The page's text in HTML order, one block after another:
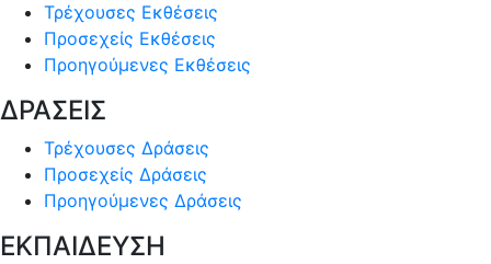
Τρέχουσες Εκθέσεις
Προσεχείς Εκθέσεις
Προηγούμενες Εκθέσεις
ΔΡΑΣΕΙΣ
Τρέχουσες Δράσεις
Προσεχείς Δράσεις
Προηγούμενες Δράσεις
ΕΚΠΑΙΔΕΥΣΗ